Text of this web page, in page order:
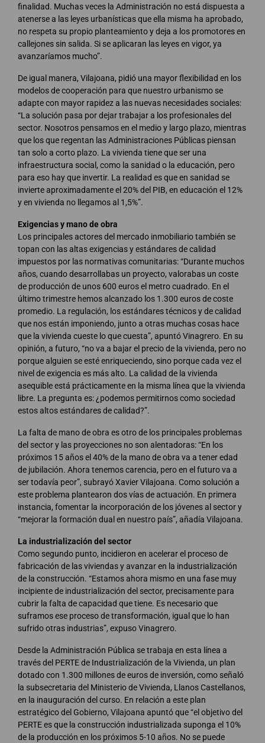
finalidad. Muchas veces la Administración no está dispuesta a
atenerse a las leyes urbanísticas que ella misma ha aprobado,
no respeta su propio planteamiento y deja a los promotores en
callejones sin salida. Si se aplicaran las leyes en vigor, ya
avanzaríamos mucho”.
De igual manera, Vilajoana, pidió una mayor flexibilidad en los
modelos de cooperación para que nuestro urbanismo se
adapte con mayor rapidez a las nuevas necesidades sociales:
“La solución pasa por dejar trabajar a los profesionales del
sector. Nosotros pensamos en el medio y largo plazo, mientras
que los que regentan las Administraciones Públicas piensan
tan solo a corto plazo. La vivienda tiene que ser una
infraestructura social, como la sanidad o la educación, pero
para eso hay que invertir. La realidad es que en sanidad se
invierte aproximadamente el 20% del PIB, en educación el 12%
y en vivienda no llegamos al 1,5%”.
Exigencias y mano de obra
Los principales actores del mercado inmobiliario también se
topan con las altas exigencias y estándares de calidad
impuestos por las normativas comunitarias: “Durante muchos
años, cuando desarrollabas un proyecto, valorabas un coste
de producción de unos 600 euros el metro cuadrado. En el
último trimestre hemos alcanzado los 1.300 euros de coste
promedio. La regulación, los estándares técnicos y de calidad
que nos están imponiendo, junto a otras muchas cosas hace
que la vivienda cueste lo que cuesta”, apuntó Vinagrero. En su
opinión, a futuro, “no va a bajar el precio de la vivienda, pero no
porque alguien se esté enriqueciendo, sino porque cada vez el
nivel de exigencia es más alto. La calidad de la vivienda
asequible está prácticamente en la misma línea que la vivienda
libre. La pregunta es: ¿podemos permitirnos como sociedad
estos altos estándares de calidad?”.
La falta de mano de obra es otro de los principales problemas
del sector y las proyecciones no son alentadoras: “En los
próximos 15 años el 40% de la mano de obra va a tener edad
de jubilación. Ahora tenemos carencia, pero en el futuro va a
ser todavía peor”, subrayó Xavier Vilajoana. Como solución a
este problema plantearon dos vías de actuación. En primera
instancia, fomentar la incorporación de los jóvenes al sector y
“mejorar la formación dual en nuestro país”, añadía Vilajoana.
La industrialización del sector
Como segundo punto, incidieron en acelerar el proceso de
fabricación de las viviendas y avanzar en la industrialización
de la construcción. “Estamos ahora mismo en una fase muy
incipiente de industrialización del sector, precisamente para
cubrir la falta de capacidad que tiene. Es necesario que
suframos ese proceso de transformación, igual que lo han
sufrido otras industrias”, expuso Vinagrero.
Desde la Administración Pública se trabaja en esta línea a
través del PERTE de Industrialización de la Vivienda, un plan
dotado con 1.300 millones de euros de inversión, como señaló
la subsecretaria del Ministerio de Vivienda, Llanos Castellanos,
en la inauguración del curso. En relación a este plan
estratégico del Gobierno, Vilajoana apuntó que “el objetivo del
PERTE es que la construcción industrializada suponga el 10%
de la producción en los próximos 5-10 años. No se puede